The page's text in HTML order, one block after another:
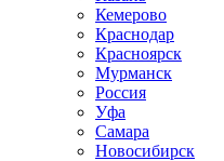
Кемерово
Краснодар
Красноярск
Мурманск
Россия
Уфа
Самара
Новосибирск